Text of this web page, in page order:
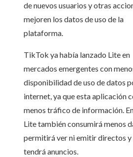
de nuevos usuarios y otras
mejoren los datos de uso de la
plataforma.
TikTok ya había lanzado Lite en
mercados emergentes con
disponibilidad de uso de datos
internet, ya que esta aplicación
menos tráfico de información.
Lite también consumirá menos
permitirá ver ni emitir directos y
tendrá anuncios.